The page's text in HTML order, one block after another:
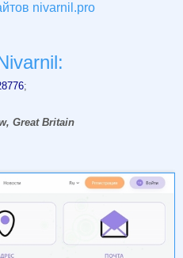
nivarnil.pro
;
Great Britain